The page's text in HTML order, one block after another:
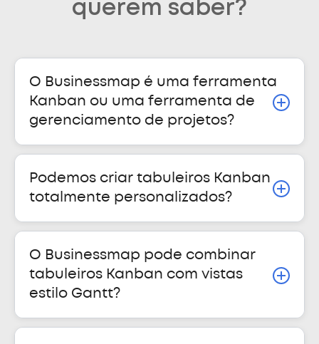
querem saber?
O Businessmap é uma ferramenta
Kanban ou uma ferramenta de
gerenciamento de projetos?
Podemos criar tabuleiros Kanban
totalmente personalizados?
O Businessmap pode combinar
tabuleiros Kanban com vistas
estilo Gantt?